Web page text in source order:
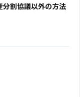
分割協議以外の方法